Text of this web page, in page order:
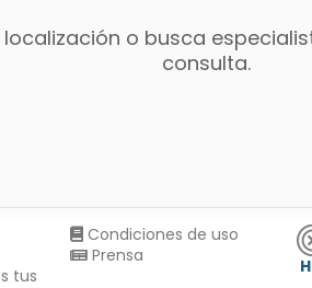
o busca
consulta.
tus
Condiciones de uso
Prensa